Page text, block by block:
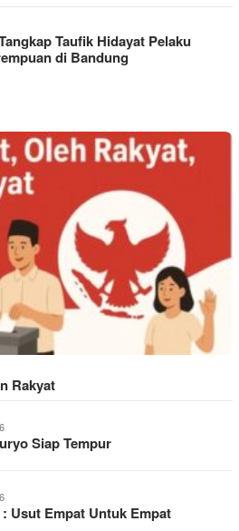
Taufik Hidayat Pelaku
di Bandung
Rakyat
Siap Tempur
Usut Empat Untuk Empat